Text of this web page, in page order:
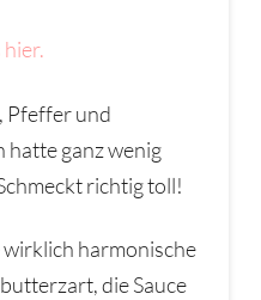
hier.
Pfeffer und
hatte ganz wenig
richtig toll!
wirklich harmonische
die Sauce